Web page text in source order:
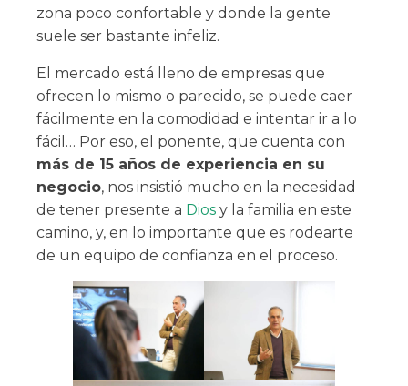
zona poco confortable y donde la gente
suele ser bastante infeliz.
El mercado está lleno de empresas que
ofrecen lo mismo o parecido, se puede caer
fácilmente en la comodidad e intentar ir a lo
fácil… Por eso, el ponente, que cuenta con
más de 15 años de experiencia en su
negocio, nos insistió mucho en la necesidad
de tener presente a Dios y la familia en este
camino, y, en lo importante que es rodearte
de un equipo de confianza en el proceso.